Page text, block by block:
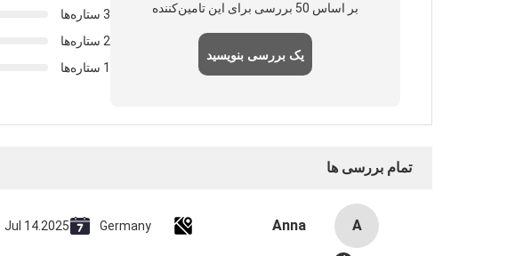
بر اساس 50 بررسی برای این تامین‌کننده
یک بررسی بنویسید
3 ستاره‌ها
2 ستاره‌ها
1 ستاره‌ها
تمام بررسی ها
A
Anna
Germany
Jul 14.2025